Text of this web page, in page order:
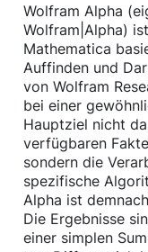
Wolfram Alpha
Wolfram|Alpha)
Mathematica
Auffinden und
von Wolfram
bei einer
Hauptziel nicht
verfügbaren
sondern die
spezifische
Alpha ist
Die Ergebnisse
einer simplen